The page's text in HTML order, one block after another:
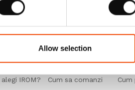
Allow selection
IROM?
Comanda & Plata
Cum sa comanzi
Cum